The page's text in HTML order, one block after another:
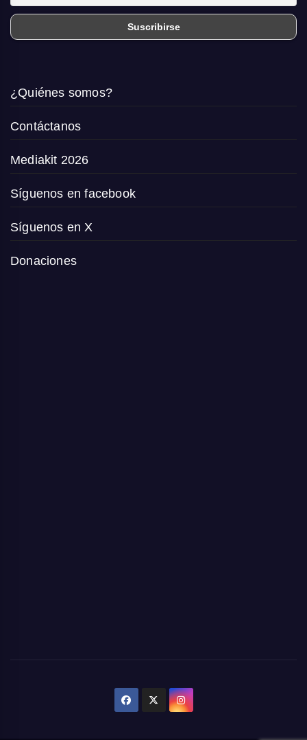
¿Quiénes somos?
Contáctanos
Mediakit 2026
Síguenos en facebook
Síguenos en X
Donaciones